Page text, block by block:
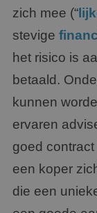
zich mee (“
stevige
het risico is
betaald.
kunnen
ervaren
goed
een koper
die een